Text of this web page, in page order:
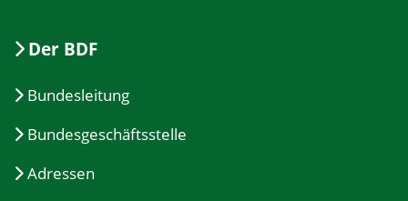
Der BDF
Bundesleitung
Bundesgeschäftsstelle
Adressen